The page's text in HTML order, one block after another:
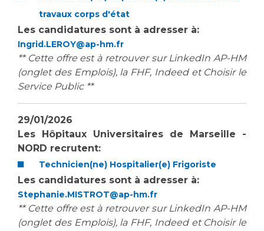
travaux corps d'état
Les candidatures sont à adresser à:
Ingrid.LEROY@ap-hm.fr
** Cette offre est à retrouver sur LinkedIn AP-HM
(onglet des Emplois), la FHF, Indeed et Choisir le
Service Public **
29/01/2026
Les Hôpitaux Universitaires de Marseille -
NORD recrutent:
Technicien(ne) Hospitalier(e) Frigoriste
Les candidatures sont à adresser à:
Stephanie.MISTROT@ap-hm.fr
** Cette offre est à retrouver sur LinkedIn AP-HM
(onglet des Emplois), la FHF, Indeed et Choisir le